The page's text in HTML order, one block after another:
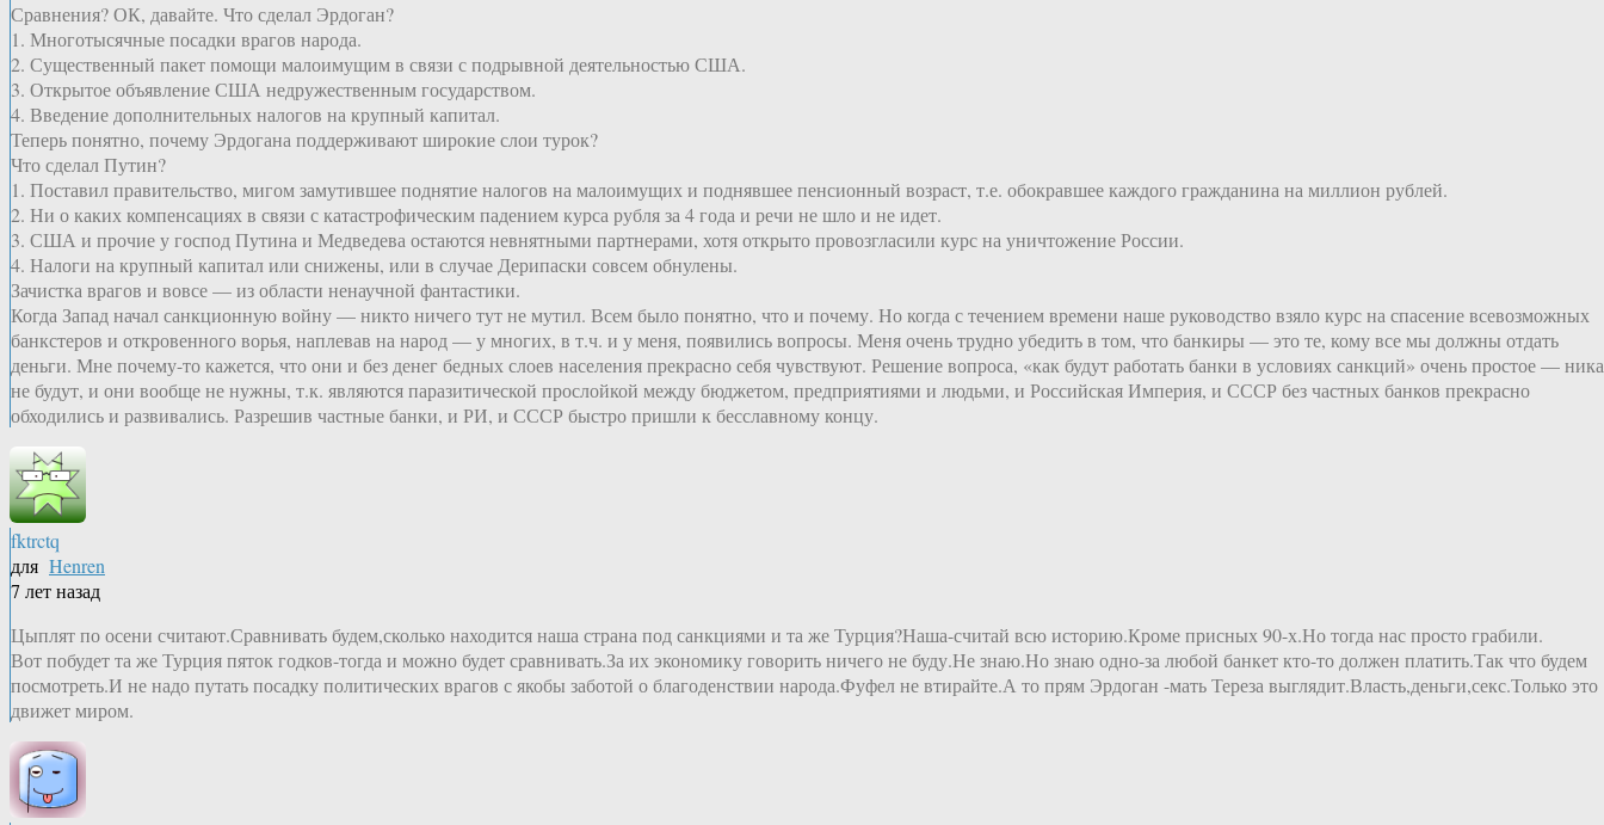
Сравнения? ОК, давайте. Что сделал Эрдоган?
1. Многотысячные посадки врагов народа.
2. Существенный пакет помощи малоимущим в связи с подрывной деятельностью США.
3. Открытое объявление США недружественным государством.
4. Введение дополнительных налогов на крупный капитал.
Теперь понятно, почему Эрдогана поддерживают широкие слои турок?
Что сделал Путин?
1. Поставил правительство, мигом замутившее поднятие налогов на малоимущих и поднявшее пенсионный возраст, т.е. обокравшее каждого гражданина на миллион рублей.
2. Ни о каких компенсациях в связи с катастрофическим падением курса рубля за 4 года и речи не шло и не идет.
3. США и прочие у господ Путина и Медведева остаются невнятными партнерами, хотя открыто провозгласили курс на уничтожение России.
4. Налоги на крупный капитал или снижены, или в случае Дерипаски совсем обнулены.
Зачистка врагов и вовсе — из области ненаучной фантастики.
Когда Запад начал санкционную войну — никто ничего тут не мутил. Всем было понятно, что и почему. Но когда с течением времени наше руководство взяло курс на спасение всевозможных
банкстеров и откровенного ворья, наплевав на народ — у многих, в т.ч. и у меня, появились вопросы. Меня очень трудно убедить в том, что банкиры — это те, кому все мы должны отдать
деньги. Мне почему-то кажется, что они и без денег бедных слоев населения прекрасно себя чувствуют. Решение вопроса, «как будут работать банки в условиях санкций» очень простое —
не будут, и они вообще не нужны, т.к. являются паразитической прослойкой между бюджетом, предприятиями и людьми, и Российская Империя, и СССР без частных банков прекрасно
обходились и развивались. Разрешив частные банки, и РИ, и СССР быстро пришли к бесславному концу.
fktrctq
для Henren
7 лет назад
Цыплят по осени считают.Сравнивать будем,сколько находится наша страна под санкциями и та же Турция?Наша-считай всю историю.Кроме присных 90-х.Но тогда нас просто грабили.
Вот побудет та же Турция пяток годков-тогда и можно будет сравнивать.За их экономику говорить ничего не буду.Не знаю.Но знаю одно-за любой банкет кто-то должен платить.Так что будем
посмотреть.И не надо путать посадку политических врагов с якобы заботой о благоденствии народа.Фуфел не втирайте.А то прям Эрдоган -мать Тереза выглядит.Власть,деньги,секс.Только это
движет миром.